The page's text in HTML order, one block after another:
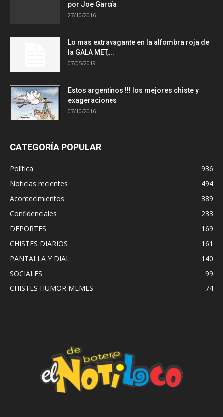
por Joe García
27/10/2016
Lo mas extravagante en la alfombra roja de
la GALA MET,...
07/05/2019
Estos argentinos !!! los mejores chiste y
exageraciones
07/10/2016
CATEGORÍA POPULAR
Política
936
Noticias recientes
494
Acontecimientos
389
Confidenciales
233
DEPORTES
169
CHISTES DIARIOS
161
PANTALLA Y DIAL
140
SOCIALES
99
CHISTES HUMOR MEMES
74